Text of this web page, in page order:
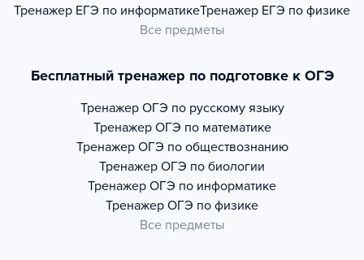
Тренажер ЕГЭ по информатикеТренажер ЕГЭ по физике
Все предметы
Бесплатный тренажер по подготовке к ОГЭ
Тренажер ОГЭ по русскому языку
Тренажер ОГЭ по математике
Тренажер ОГЭ по обществознанию
Тренажер ОГЭ по биологии
Тренажер ОГЭ по информатике
Тренажер ОГЭ по физике
Все предметы